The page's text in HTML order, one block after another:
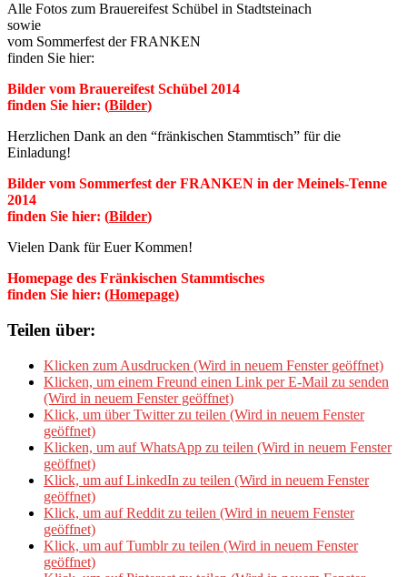
Alle Fotos zum Brauereifest Schübel in Stadtsteinach
sowie
vom Sommerfest der FRANKEN
finden Sie hier:
Bilder vom Brauereifest Schübel 2014
finden Sie hier: (Bilder)
Herzlichen Dank an den “fränkischen Stammtisch” für die
Einladung!
Bilder vom Sommerfest der FRANKEN in der Meinels-Tenne
2014
finden Sie hier: (Bilder)
Vielen Dank für Euer Kommen!
Homepage des Fränkischen Stammtisches
finden Sie hier: (Homepage)
Teilen über:
Klicken zum Ausdrucken (Wird in neuem Fenster geöffnet)
Klicken, um einem Freund einen Link per E-Mail zu senden
(Wird in neuem Fenster geöffnet)
Klick, um über Twitter zu teilen (Wird in neuem Fenster
geöffnet)
Klicken, um auf WhatsApp zu teilen (Wird in neuem Fenster
geöffnet)
Klick, um auf LinkedIn zu teilen (Wird in neuem Fenster
geöffnet)
Klick, um auf Reddit zu teilen (Wird in neuem Fenster
geöffnet)
Klick, um auf Tumblr zu teilen (Wird in neuem Fenster
geöffnet)